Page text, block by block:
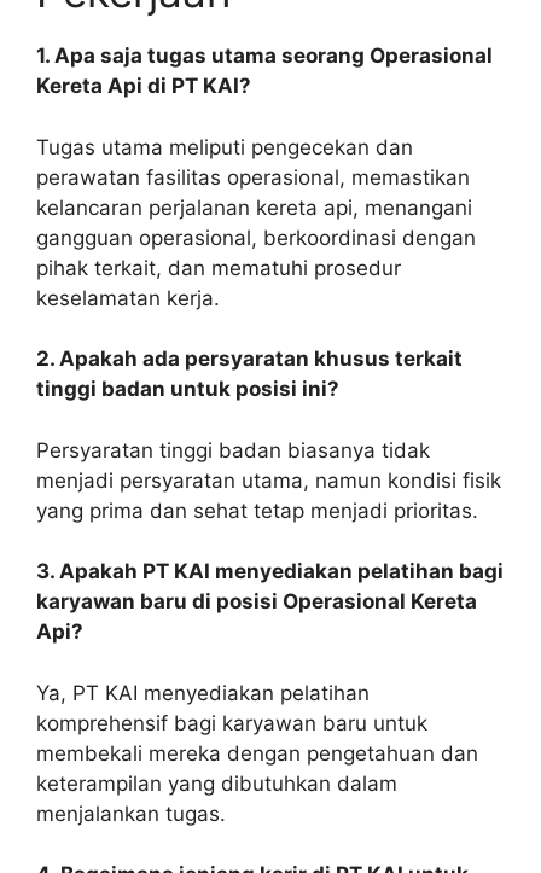
1. Apa saja tugas utama seorang Operasional
Kereta Api di PT KAI?
Tugas utama meliputi pengecekan dan
perawatan fasilitas operasional, memastikan
kelancaran perjalanan kereta api, menangani
gangguan operasional, berkoordinasi dengan
pihak terkait, dan mematuhi prosedur
keselamatan kerja.
2. Apakah ada persyaratan khusus terkait
tinggi badan untuk posisi ini?
Persyaratan tinggi badan biasanya tidak
menjadi persyaratan utama, namun kondisi fisik
yang prima dan sehat tetap menjadi prioritas.
3. Apakah PT KAI menyediakan pelatihan bagi
karyawan baru di posisi Operasional Kereta
Api?
Ya, PT KAI menyediakan pelatihan
komprehensif bagi karyawan baru untuk
membekali mereka dengan pengetahuan dan
keterampilan yang dibutuhkan dalam
menjalankan tugas.